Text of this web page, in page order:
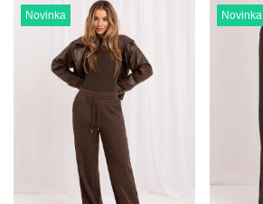
Novinka Novinka